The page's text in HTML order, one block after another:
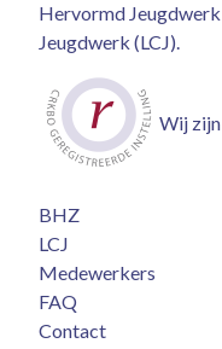
Hervormd
Jeugdwerk (LCJ).
Wij
BHZ
LCJ
Medewerkers
FAQ
Contact